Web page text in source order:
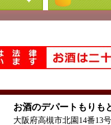
お酒のデパートもりも
大阪府高槻市北園14番13